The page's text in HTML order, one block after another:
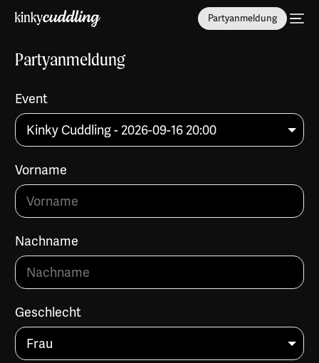
Partyanmeldung
Partyanmeldung
Event
Vorname
Nachname
Geschlecht